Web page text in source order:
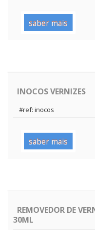
saber mais
INOCOS VERNIZES
#ref: inocos
saber mais
REMOVEDOR DE
30ML